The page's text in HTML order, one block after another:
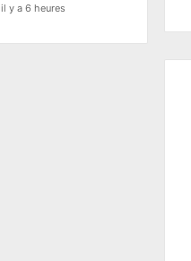
il y a 6 heures